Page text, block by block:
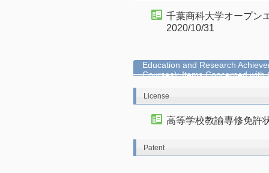
千葉商科大学オープ
2020/10/31
Education and Research
Courses): Items Concerned with
License
高等学校教諭専修免
Patent